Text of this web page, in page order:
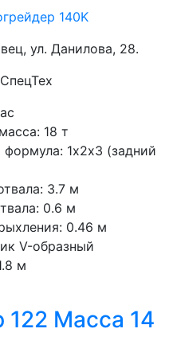
140K
ул. Данилова, 28.
18 т
формула: 1х2х3 (задний
3.7 м
0.6 м
0.46 м
V-образный
м
122 Масса 14